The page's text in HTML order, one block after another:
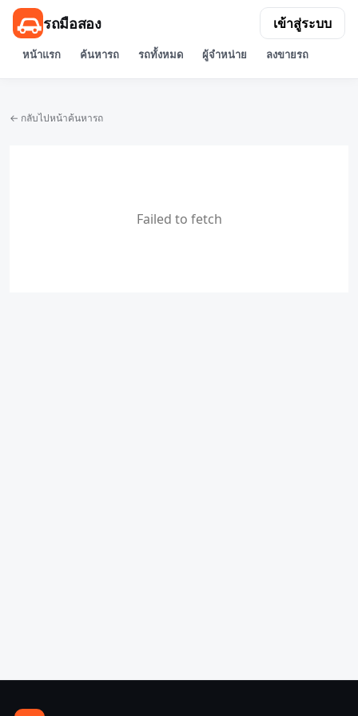
รถมือสอง
หน้าแรก ค้นหารถ รถทั้งหมด ผู้จำหน่าย ลงขายรถ
เข้าสู่ระบบ
← กลับไปหน้าค้นหารถ
Failed to fetch